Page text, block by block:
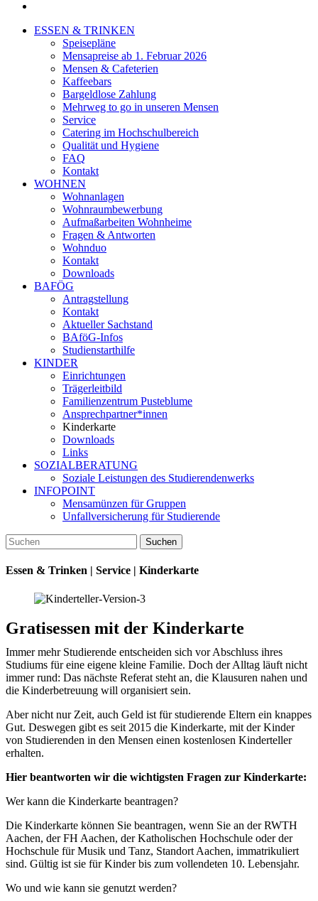
ESSEN & TRINKEN
Speisepläne
Mensapreise ab 1. Februar 2026
Mensen & Cafeterien
Kaffeebars
Bargeldlose Zahlung
Mehrweg to go in unseren Mensen
Service
Catering im Hochschulbereich
Qualität und Hygiene
FAQ
Kontakt
WOHNEN
Wohnanlagen
Wohnraumbewerbung
Aufmaßarbeiten Wohnheime
Fragen & Antworten
Wohnduo
Kontakt
Downloads
BAFÖG
Antragstellung
Kontakt
Aktueller Sachstand
BAföG-Infos
Studienstarthilfe
KINDER
Einrichtungen
Trägerleitbild
Familienzentrum Pusteblume
Ansprechpartner*innen
Kinderkarte
Downloads
Links
SOZIALBERATUNG
Soziale Leistungen des Studierendenwerks
INFOPOINT
Mensamünzen für Gruppen
Unfallversicherung für Studierende
Essen & Trinken | Service | Kinderkarte
Gratisessen mit der Kinderkarte
Immer mehr Studierende entscheiden sich vor Abschluss ihres
Studiums für eine eigene kleine Familie. Doch der Alltag läuft nicht
immer rund: Das nächste Referat steht an, die Klausuren nahen und
die Kinderbetreuung will organisiert sein.
Aber nicht nur Zeit, auch Geld ist für studierende Eltern ein knappes
Gut. Deswegen gibt es seit 2015 die Kinderkarte, mit der Kinder
von Studierenden in den Mensen einen kostenlosen Kinderteller
erhalten.
Hier beantworten wir die wichtigsten Fragen zur Kinderkarte:
Wer kann die Kinderkarte beantragen?
Die Kinderkarte können Sie beantragen, wenn Sie an der RWTH
Aachen, der FH Aachen, der Katholischen Hochschule oder der
Hochschule für Musik und Tanz, Standort Aachen, immatrikuliert
sind. Gültig ist sie für Kinder bis zum vollendeten 10. Lebensjahr.
Wo und wie kann sie genutzt werden?